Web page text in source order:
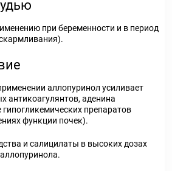
при беременности и в период
аллопуринол усиливает
антикоагулянтов, аденина
препаратов
функции почек).
и салицилаты в высоких дозах